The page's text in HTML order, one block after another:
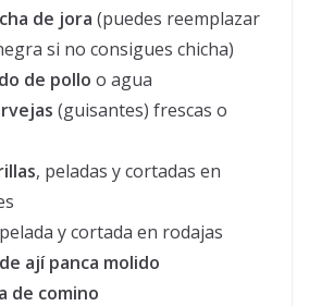
de jora (puedes reemplazar
si no consigues chicha)
de pollo o agua
(guisantes) frescas o
, peladas y cortadas en
y cortada en rodajas
ají panca molido
de comino